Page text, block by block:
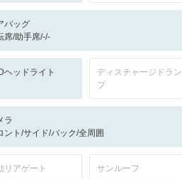
バッグ
席/助手席/-/-
ヘッドライト
ディスチャージドラン
プ
ラ
ント/サイド/バック/全周囲
リアゲート サンルーフ